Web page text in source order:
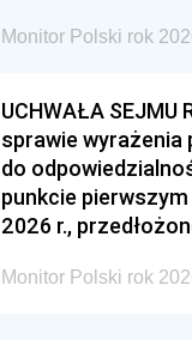
Monitor Polski rok
UCHWAŁA SEJMU
sprawie wyrażenia
do
punkcie
2026 r.,
Monitor Polski rok